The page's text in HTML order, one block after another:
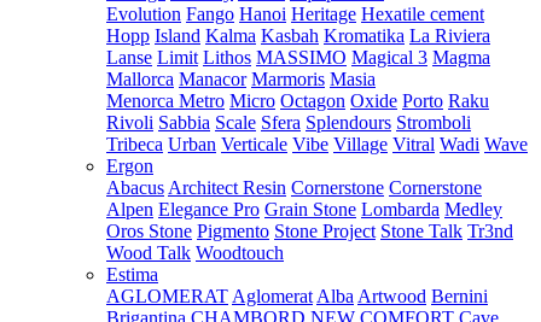
Evolution Fango Hanoi Heritage Hexatile cement
Hopp Island Kalma Kasbah Kromatika La Riviera
Lanse Limit Lithos MASSIMO Magical 3 Magma
Mallorca Manacor Marmoris Masia
Menorca Metro Micro Octagon Oxide Porto Raku
Rivoli Sabbia Scale Sfera Splendours Stromboli
Tribeca Urban Verticale Vibe Village Vitral Wadi Wave
Ergon
Abacus Architect Resin Cornerstone Cornerstone
Alpen Elegance Pro Grain Stone Lombarda Medley
Oros Stone Pigmento Stone Project Stone Talk Tr3nd
Wood Talk Woodtouch
Estima
AGLOMERAT Aglomerat Alba Artwood Bernini